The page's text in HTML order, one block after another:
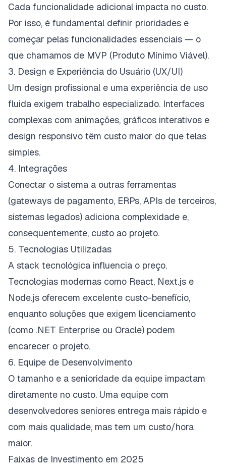
Cada funcionalidade adicional impacta no custo.
Por isso, é fundamental definir prioridades e
começar pelas funcionalidades essenciais — o
que chamamos de MVP (Produto Mínimo Viável).
3. Design e Experiência do Usuário (UX/UI)
Um design profissional e uma experiência de uso
fluida exigem trabalho especializado. Interfaces
complexas com animações, gráficos interativos e
design responsivo têm custo maior do que telas
simples.
4. Integrações
Conectar o sistema a outras ferramentas
(gateways de pagamento, ERPs, APIs de terceiros,
sistemas legados) adiciona complexidade e,
consequentemente, custo ao projeto.
5. Tecnologias Utilizadas
A stack tecnológica influencia o preço.
Tecnologias modernas como React, Next.js e
Node.js oferecem excelente custo-benefício,
enquanto soluções que exigem licenciamento
(como .NET Enterprise ou Oracle) podem
encarecer o projeto.
6. Equipe de Desenvolvimento
O tamanho e a senioridade da equipe impactam
diretamente no custo. Uma equipe com
desenvolvedores seniores entrega mais rápido e
com mais qualidade, mas tem um custo/hora
maior.
Faixas de Investimento em 2025